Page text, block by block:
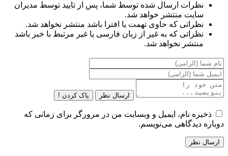
نظرات ارسال شده توسط شما، پس از تایید توسط مدیران
سایت منتشر خواهد شد.
نظراتی که حاوی تهمت یا افترا باشد منتشر نخواهد شد.
نظراتی که به غیر از زبان فارسی یا غیر مرتبط با خبر باشد
منتشر نخواهد شد.
ارسال نظر پاک کردن !
ذخیره نام، ایمیل و وبسایت من در مرورگر برای زمانی که
دوباره دیدگاهی می‌نویسم.